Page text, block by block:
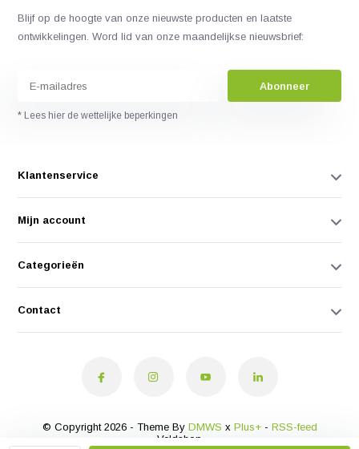
Blijf op de hoogte van onze nieuwste producten en laatste
ontwikkelingen. Word lid van onze maandelijkse nieuwsbrief:
Abonneer
* Lees hier de wettelijke beperkingen
Klantenservice
Mijn account
Categorieën
Contact
© Copyright 2026 - Theme By DMWS x Plus+- RSS-feed
Veldshop